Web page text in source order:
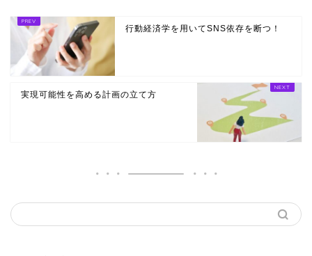
行動経済学を用いてSNS依存を断つ！
実現可能性を高める計画の立て方